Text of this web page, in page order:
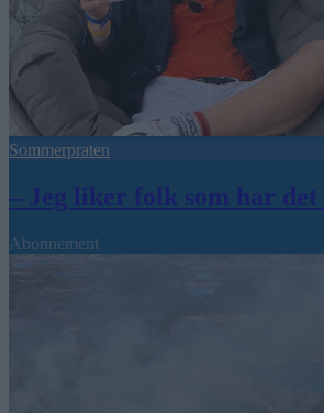
Sommerpraten
– Jeg liker folk som har
Abonnement